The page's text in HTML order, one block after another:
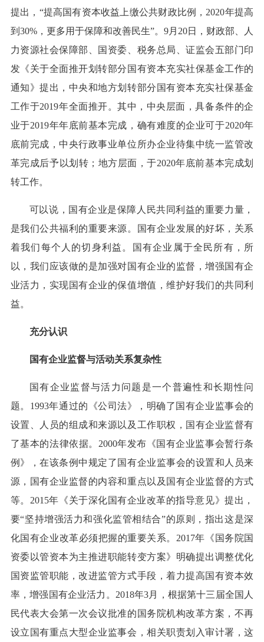
提出，“提高国有资本收益上缴公共财政比例，2020年提高
到30%，更多用于保障和改善民生”。9月20日，财政部、人
力资源社会保障部、国资委、税务总局、证监会五部门印
发《关于全面推开划转部分国有资本充实社保基金工作的
通知》提出，中央和地方划转部分国有资本充实社保基金
工作于2019年全面推开。其中，中央层面，具备条件的企
业于2019年年底前基本完成，确有难度的企业可于2020年
底前完成，中央行政事业单位所办企业待集中统一监管改
革完成后予以划转；地方层面，于2020年底前基本完成划
转工作。
可以说，国有企业是保障人民共同利益的重要力量，
是我们公共福利的重要来源。国有企业发展的好坏，关系
着我们每个人的切身利益。国有企业属于全民所有，所
以，我们应该做的是加强对国有企业的监督，增强国有企
业活力，实现国有企业的保值增值，维护好我们的共同利
益。
充分认识
国有企业监督与活动关系复杂性
国有企业监督与活力问题是一个普遍性和长期性问
题。1993年通过的《公司法》，明确了国有企业监事会的
设置、人员的组成和来源以及工作职权，国有企业监督有
了基本的法律依据。2000年发布《国有企业监事会暂行条
例》，在该条例中规定了国有企业监事会的设置和人员来
源，国有企业监督的内容和重点以及国有企业监督的方式
等。2015年《关于深化国有企业改革的指导意见》提出，
要“坚持增强活力和强化监管相结合”的原则，指出这是深
化国有企业改革必须把握的重要关系。2017年《国务院国
资委以管资本为主推进职能转变方案》明确提出调整优化
国资监管职能，改进监管方式手段，着力提高国有资本效
率，增强国有企业活力。2018年3月，根据第十三届全国人
民代表大会第一次会议批准的国务院机构改革方案，不再
设立国有重点大型企业监事会，相关职责划入审计署，这